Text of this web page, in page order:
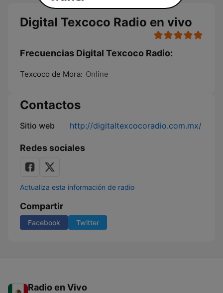
Digital Texcoco Radio en vivo
Frecuencias Digital Texcoco Radio:
Texcoco de Mora: Online
Contactos
Sitio web http://digitaltexcocoradio.com.mx/
Redes sociales
Actualiza esta información de radio
Compartir
Facebook Twitter
Radio en Vivo